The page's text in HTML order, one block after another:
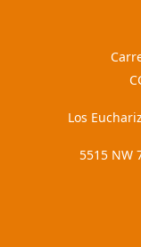
Los
5515 NW